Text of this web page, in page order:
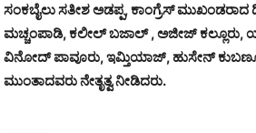
ಸಂಕಬೈಲು ಸತೀಶ ಅಡಪ್ಪ, ಕಾಂಗ್ರೆಸ್
ಮಚ್ಚಂಪಾಡಿ, ಕಲೀಲ್ ಬಜಾಲ್ , ಅಜೀಜ್
ವಿನೋದ್ ಪಾವೂರು, ಇಮ್ತಿಯಾಜ್, ಹುಸೇನ್
ಮುಂತಾದವರು ನೇತೃತ್ವ ನೀಡಿದರು.